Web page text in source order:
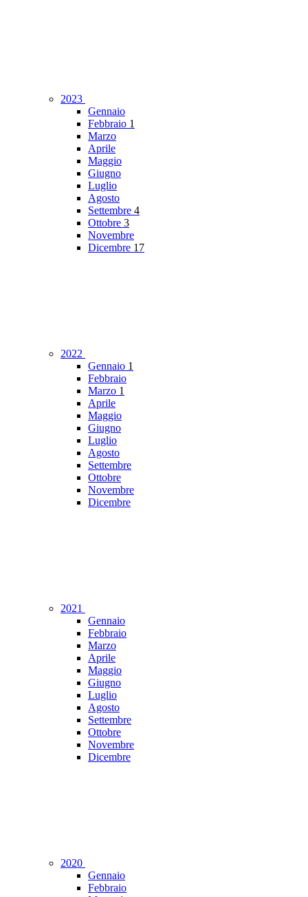
2023
Gennaio
Febbraio 1
Marzo
Aprile
Maggio
Giugno
Luglio
Agosto
Settembre 4
Ottobre 3
Novembre
Dicembre 17
2022
Gennaio 1
Febbraio
Marzo 1
Aprile
Maggio
Giugno
Luglio
Agosto
Settembre
Ottobre
Novembre
Dicembre
2021
Gennaio
Febbraio
Marzo
Aprile
Maggio
Giugno
Luglio
Agosto
Settembre
Ottobre
Novembre
Dicembre
2020
Gennaio
Febbraio